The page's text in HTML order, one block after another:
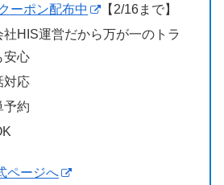
ーポン配布中
【2/16まで】
社HIS運営だから万が一のトラ
安心
対応
予約
ページへ